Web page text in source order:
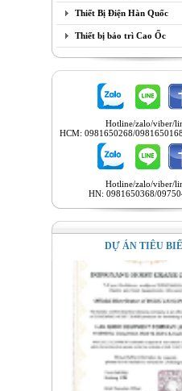
Thiết Bị Điện Hàn Quốc
Thiết bị bảo trì Cao Ốc
Hotline/zalo/viber/
HCM: 0981650268/
Hotline/zalo/viber/
HN: 0981650368/
DỰ ÁN TIÊU